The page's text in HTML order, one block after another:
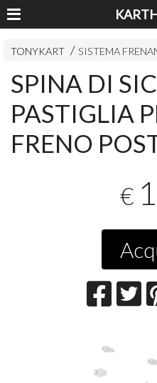
TONYKART SISTEMA
SPINA DI
PASTIGLIA
FRENO
€ 1